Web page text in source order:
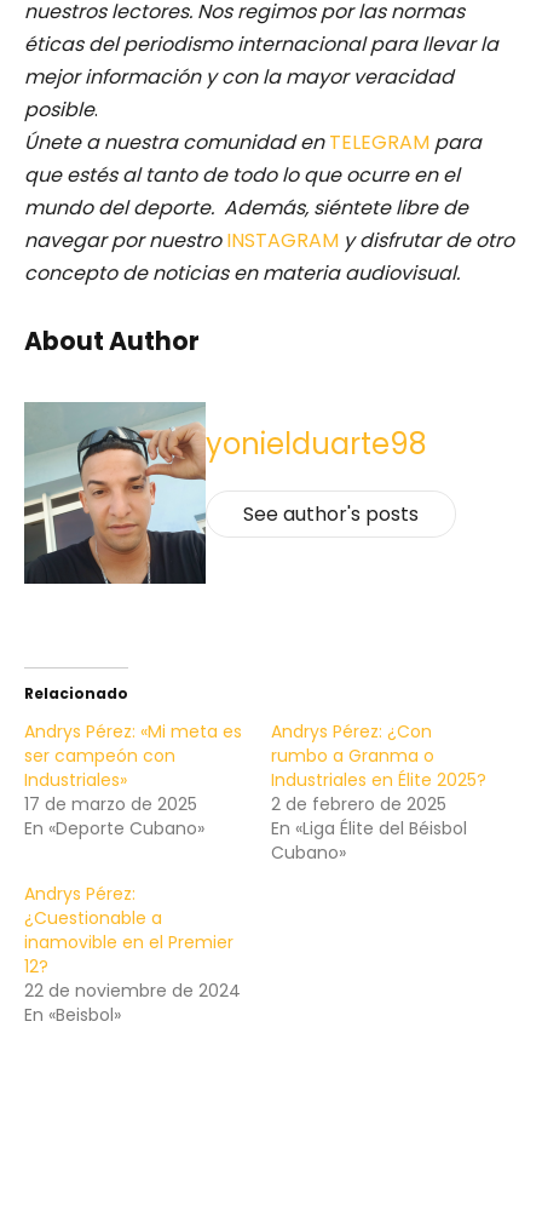
nuestros lectores. Nos regimos por las normas
éticas del periodismo internacional para llevar la
mejor información y con la mayor veracidad
posible.
Únete a nuestra comunidad enTELEGRAM para
que estés al tanto de todo lo que ocurre en el
mundo del deporte. Además, siéntete libre de
navegar por nuestro INSTAGRAM y disfrutar de otro
concepto de noticias en materia audiovisual.
About Author
yonielduarte98
See author's posts
Relacionado
Andrys Pérez: «Mi meta es
ser campeón con
Industriales»
17 de marzo de 2025
En «Deporte Cubano»
Andrys Pérez: ¿Con
rumbo a Granma o
Industriales en Élite 2025?
2 de febrero de 2025
En «Liga Élite del Béisbol
Cubano»
Andrys Pérez:
¿Cuestionable a
inamovible en el Premier
12?
22 de noviembre de 2024
En «Beisbol»